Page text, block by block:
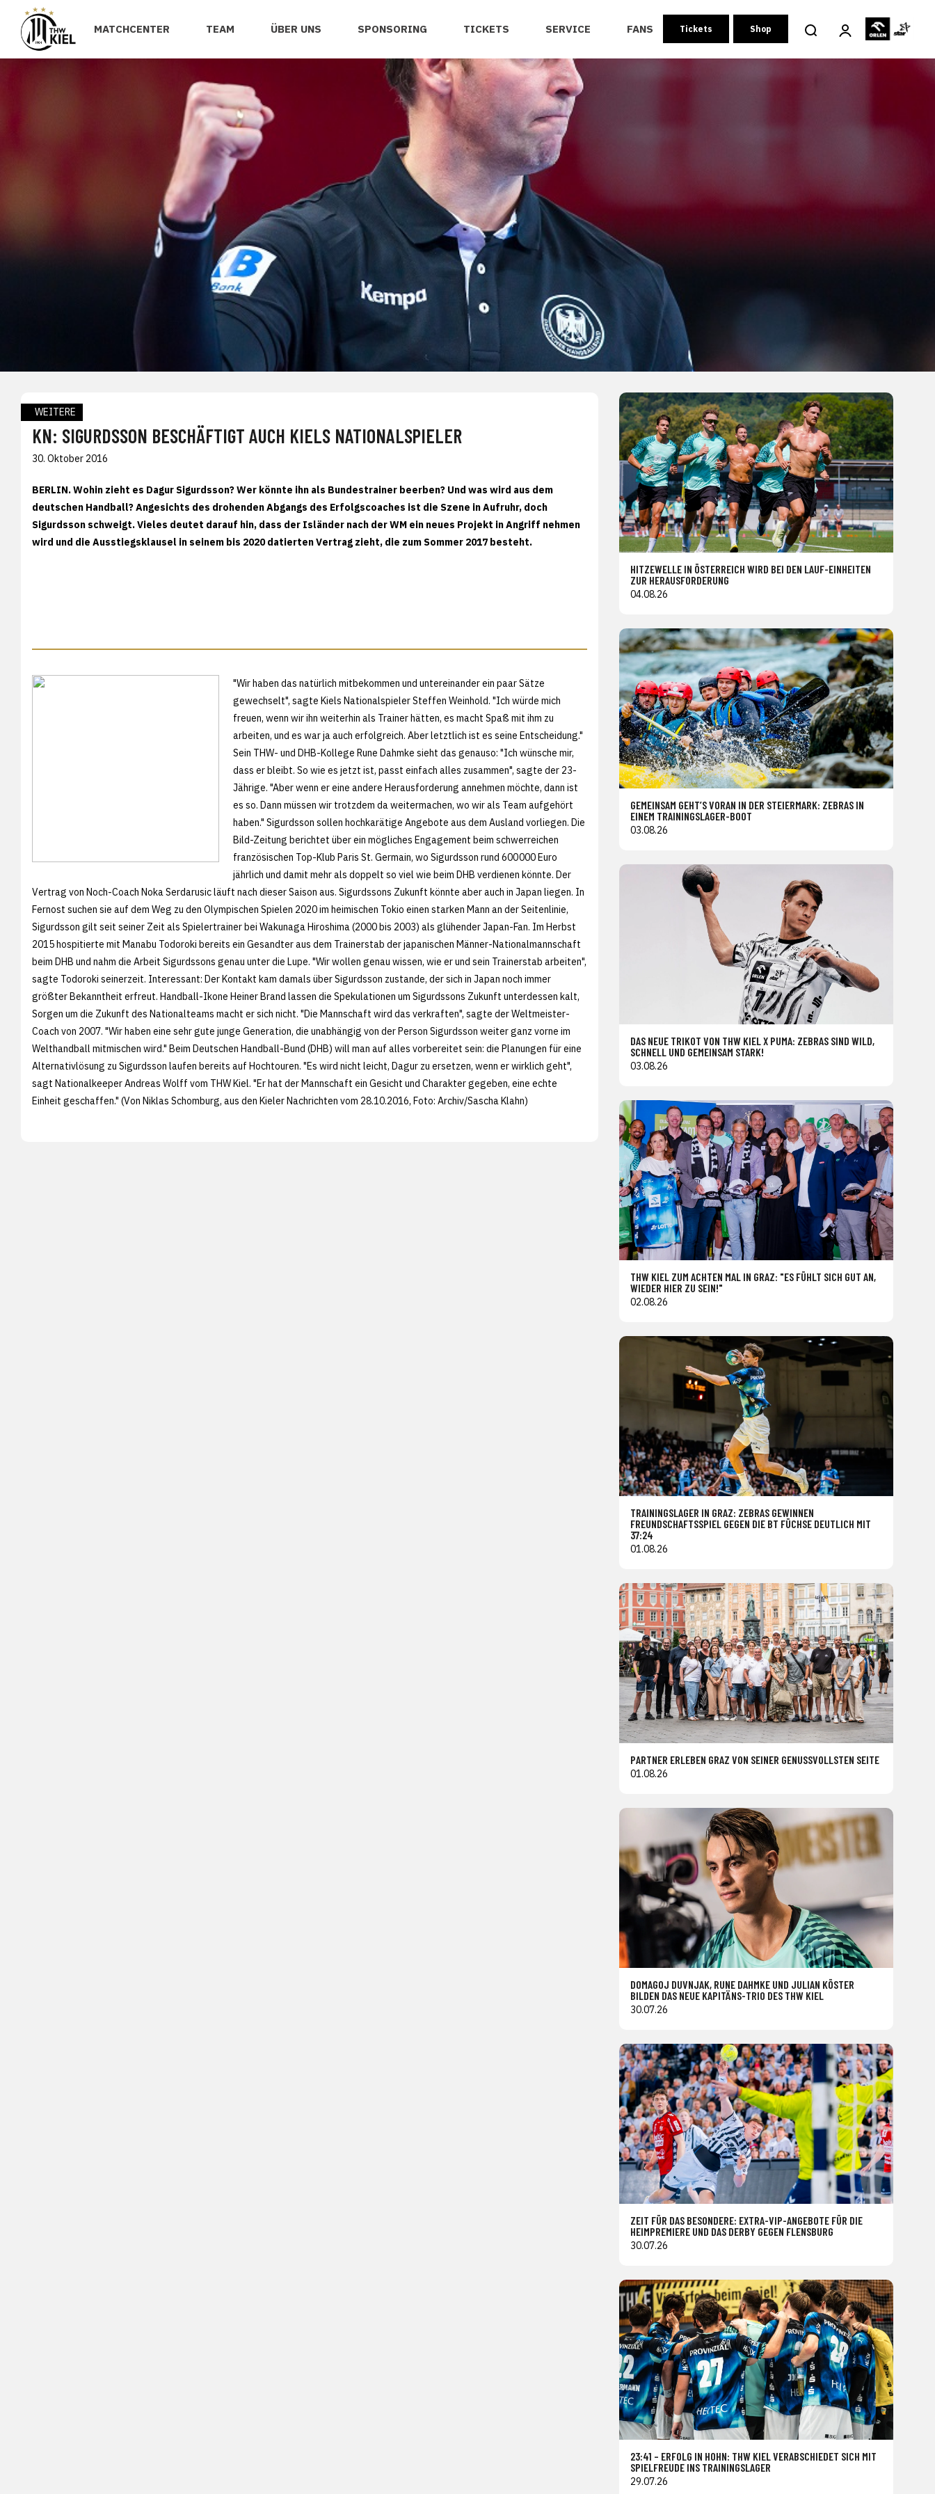
MATCHCENTER TEAM ÜBER UNS SPONSORING TICKETS SERVICE FANS Tickets Shop
WEITERE
KN: SIGURDSSON BESCHÄFTIGT AUCH KIELS NATIONALSPIELER
30. Oktober 2016
BERLIN. Wohin zieht es Dagur Sigurdsson? Wer könnte ihn als Bundestrainer beerben? Und was wird aus dem
deutschen Handball? Angesichts des drohenden Abgangs des Erfolgscoaches ist die Szene in Aufruhr, doch
Sigurdsson schweigt. Vieles deutet darauf hin, dass der Isländer nach der WM ein neues Projekt in Angriff nehmen
wird und die Ausstiegsklausel in seinem bis 2020 datierten Vertrag zieht, die zum Sommer 2017 besteht.
"Wir haben das natürlich mitbekommen und untereinander ein paar Sätze
gewechselt", sagte Kiels Nationalspieler Steffen Weinhold. "Ich würde mich
freuen, wenn wir ihn weiterhin als Trainer hätten, es macht Spaß mit ihm zu
arbeiten, und es war ja auch erfolgreich. Aber letztlich ist es seine Entscheidung."
Sein THW- und DHB-Kollege Rune Dahmke sieht das genauso: "Ich wünsche mir,
dass er bleibt. So wie es jetzt ist, passt einfach alles zusammen", sagte der 23-
Jährige. "Aber wenn er eine andere Herausforderung annehmen möchte, dann ist
es so. Dann müssen wir trotzdem da weitermachen, wo wir als Team aufgehört
haben." Sigurdsson sollen hochkarätige Angebote aus dem Ausland vorliegen. Die
Bild-Zeitung berichtet über ein mögliches Engagement beim schwerreichen
französischen Top-Klub Paris St. Germain, wo Sigurdsson rund 600 000 Euro
jährlich und damit mehr als doppelt so viel wie beim DHB verdienen könnte. Der
Vertrag von Noch-Coach Noka Serdarusic läuft nach dieser Saison aus. Sigurdssons Zukunft könnte aber auch in Japan liegen. In
Fernost suchen sie auf dem Weg zu den Olympischen Spielen 2020 im heimischen Tokio einen starken Mann an der Seitenlinie,
Sigurdsson gilt seit seiner Zeit als Spielertrainer bei Wakunaga Hiroshima (2000 bis 2003) als glühender Japan-Fan. Im Herbst
2015 hospitierte mit Manabu Todoroki bereits ein Gesandter aus dem Trainerstab der japanischen Männer-Nationalmannschaft
beim DHB und nahm die Arbeit Sigurdssons genau unter die Lupe. "Wir wollen genau wissen, wie er und sein Trainerstab arbeiten",
sagte Todoroki seinerzeit. Interessant: Der Kontakt kam damals über Sigurdsson zustande, der sich in Japan noch immer
größter Bekanntheit erfreut. Handball-Ikone Heiner Brand lassen die Spekulationen um Sigurdssons Zukunft unterdessen kalt,
Sorgen um die Zukunft des Nationalteams macht er sich nicht. "Die Mannschaft wird das verkraften", sagte der Weltmeister-
Coach von 2007. "Wir haben eine sehr gute junge Generation, die unabhängig von der Person Sigurdsson weiter ganz vorne im
Welthandball mitmischen wird." Beim Deutschen Handball-Bund (DHB) will man auf alles vorbereitet sein: die Planungen für eine
Alternativlösung zu Sigurdsson laufen bereits auf Hochtouren. "Es wird nicht leicht, Dagur zu ersetzen, wenn er wirklich geht",
sagt Nationalkeeper Andreas Wolff vom THW Kiel. "Er hat der Mannschaft ein Gesicht und Charakter gegeben, eine echte
Einheit geschaffen." (Von Niklas Schomburg, aus den Kieler Nachrichten vom 28.10.2016, Foto: Archiv/Sascha Klahn)
HITZEWELLE IN ÖSTERREICH WIRD BEI DEN LAUF-EINHEITEN
ZUR HERAUSFORDERUNG
04.08.26
GEMEINSAM GEHT’S VORAN IN DER STEIERMARK: ZEBRAS IN
EINEM TRAININGSLAGER-BOOT
03.08.26
DAS NEUE TRIKOT VON THW KIEL X PUMA: ZEBRAS SIND WILD,
SCHNELL UND GEMEINSAM STARK!
03.08.26
THW KIEL ZUM ACHTEN MAL IN GRAZ: "ES FÜHLT SICH GUT AN,
WIEDER HIER ZU SEIN!"
02.08.26
TRAININGSLAGER IN GRAZ: ZEBRAS GEWINNEN
FREUNDSCHAFTSSPIEL GEGEN DIE BT FÜCHSE DEUTLICH MIT
37:24
01.08.26
PARTNER ERLEBEN GRAZ VON SEINER GENUSSVOLLSTEN SEITE
01.08.26
DOMAGOJ DUVNJAK, RUNE DAHMKE UND JULIAN KÖSTER
BILDEN DAS NEUE KAPITÄNS-TRIO DES THW KIEL
30.07.26
ZEIT FÜR DAS BESONDERE: EXTRA-VIP-ANGEBOTE FÜR DIE
HEIMPREMIERE UND DAS DERBY GEGEN FLENSBURG
30.07.26
23:41 – ERFOLG IN HOHN: THW KIEL VERABSCHIEDET SICH MIT
SPIELFREUDE INS TRAININGSLAGER
29.07.26